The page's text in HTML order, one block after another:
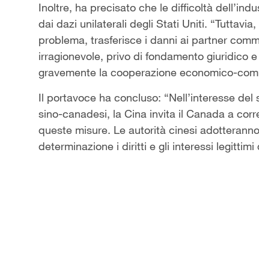
Inoltre, ha precisato che le difficoltà
dai dazi unilaterali degli Stati Uniti.
problema, trasferisce i danni ai partner
irragionevole, privo di fondamento giuridico
gravemente la cooperazione economico-
Il portavoce ha concluso: “Nell’interesse
sino-canadesi, la Cina invita il Canada a
queste misure. Le autorità cinesi
determinazione i diritti e gli interessi legittimi